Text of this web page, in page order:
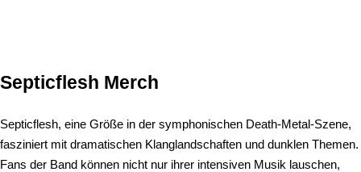
Septicflesh Merch
Septicflesh, eine Größe in der symphonischen Death-Metal-Szene,
fasziniert mit dramatischen Klanglandschaften und dunklen Themen.
Fans der Band können nicht nur ihrer intensiven Musik lauschen,